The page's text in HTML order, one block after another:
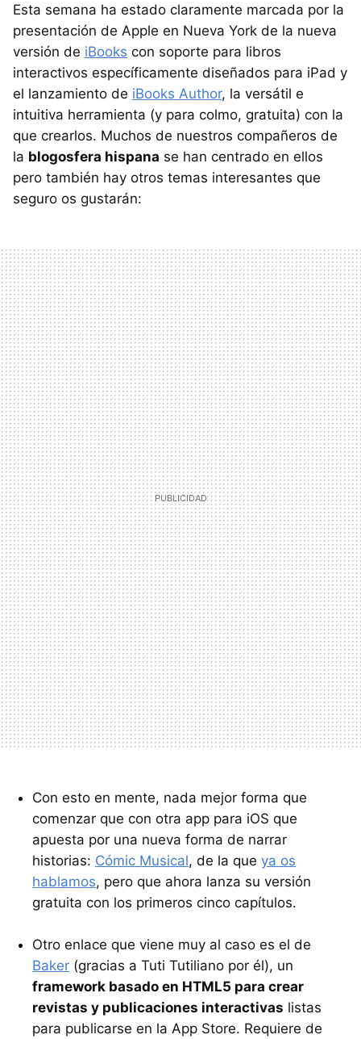
Esta semana ha estado claramente marcada por la
presentación de Apple en Nueva York de la nueva
versión de iBooks con soporte para libros
interactivos específicamente diseñados para iPad y
el lanzamiento de iBooks Author, la versátil e
intuitiva herramienta (y para colmo, gratuita) con la
que crearlos. Muchos de nuestros compañeros de
la blogosfera hispana se han centrado en ellos
pero también hay otros temas interesantes que
seguro os gustarán:
Con esto en mente, nada mejor forma que
comenzar que con otra app para iOS que
apuesta por una nueva forma de narrar
historias: Cómic Musical, de la que ya os
hablamos, pero que ahora lanza su versión
gratuita con los primeros cinco capítulos.
Otro enlace que viene muy al caso es el de
Baker (gracias a Tuti Tutiliano por él), un
framework basado en HTML5 para crear
revistas y publicaciones interactivas listas
para publicarse en la App Store. Requiere de